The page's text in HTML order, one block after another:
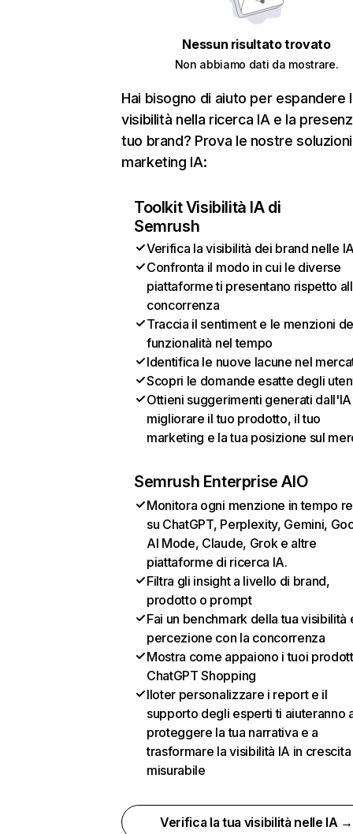
Nessun risultato trovato
Non abbiamo dati da mostrare.
Hai bisogno di aiuto per espandere
visibilità nella ricerca IA e la
tuo brand? Prova le nostre
marketing IA:
Toolkit Visibilità IA di
Semrush
Verifica la visibilità dei brand nelle
Confronta il modo in cui le diverse
piattaforme ti presentano rispetto
concorrenza
Traccia il sentiment e le menzioni
funzionalità nel tempo
Identifica le nuove lacune nel
Scopri le domande esatte degli
Ottieni suggerimenti generati
migliorare il tuo prodotto, il tuo
marketing e la tua posizione sul
Semrush Enterprise AIO
Monitora ogni menzione in tempo
su ChatGPT, Perplexity, Gemini,
AI Mode, Claude, Grok e altre
piattaforme di ricerca IA.
Filtra gli insight a livello di brand,
prodotto o prompt
Fai un benchmark della tua visibilità
percezione con la concorrenza
Mostra come appaiono i tuoi
ChatGPT Shopping
Iloter personalizzare i report e il
supporto degli esperti ti aiuteranno
proteggere la tua narrativa e a
trasformare la visibilità IA in crescita
misurabile
Verifica la tua visibilità nelle IA →